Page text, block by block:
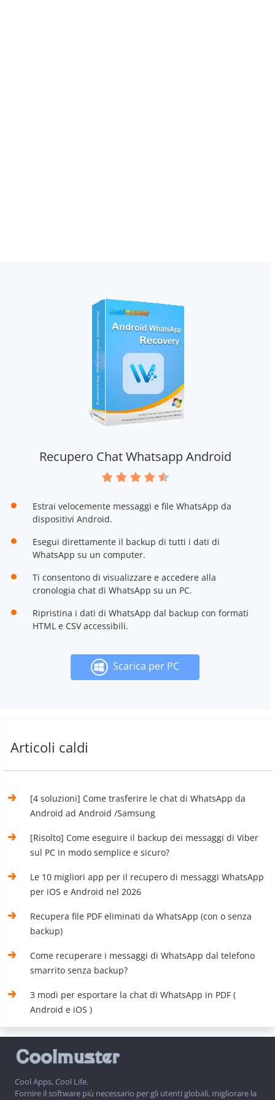
Recupero Chat Whatsapp Android
Estrai velocemente messaggi e file WhatsApp da
dispositivi Android.
Esegui direttamente il backup di tutti i dati di
WhatsApp su un computer.
Ti consentono di visualizzare e accedere alla
cronologia chat di WhatsApp su un PC.
Ripristina i dati di WhatsApp dal backup con formati
HTML e CSV accessibili.
Scarica per PC
Articoli caldi
[4 soluzioni] Come trasferire le chat di WhatsApp da
Android ad Android /Samsung
[Risolto] Come eseguire il backup dei messaggi di Viber
sul PC in modo semplice e sicuro?
Le 10 migliori app per il recupero di messaggi WhatsApp
per iOS e Android nel 2026
Recupera file PDF eliminati da WhatsApp (con o senza
backup)
Come recuperare i messaggi di WhatsApp dal telefono
smarrito senza backup?
3 modi per esportare la chat di WhatsApp in PDF (
Android e iOS )
Cool Apps, Cool Life.
Fornire il software più necessario per gli utenti globali, migliorare la